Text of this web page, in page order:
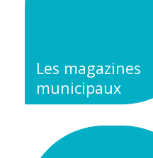
Les magazines
municipaux